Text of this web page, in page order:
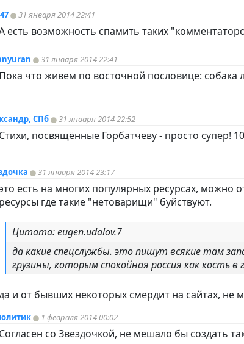
31 января 2014 22:41
есть возможность спамить таких
31 января 2014 22:41
Пока что живем по восточной пословице: собака
СПб 31 января 2014 22:52
Стихи, посвящённые Горбатчеву - просто супер!
31 января 2014 23:17
есть на многих популярных ресурсах, можно
ресурсы где такие "нетоварищи" буйствуют.
Цитата: eugen.udalov.7
да какие спецслужбы. это пишут всякие там
грузины, которым спокойная россия как кость в
и от бывших некоторых смердит на сайтах, не
1 февраля 2014 00:02
Согласен со Звездочкой, не мешало бы создать